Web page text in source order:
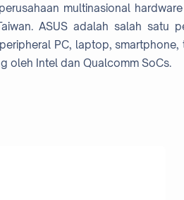
multinasional
ASUS adalah salah satu
PC, laptop, smartphone,
oleh Intel dan Qualcomm SoCs.